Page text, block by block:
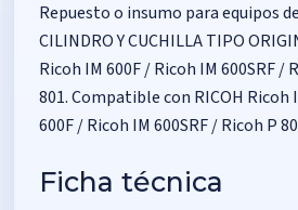
Repuesto o insumo para equipos
CILINDRO Y CUCHILLA TIPO
Ricoh IM 600F / Ricoh IM 600SRF /
801. Compatible con RICOH Ricoh
600F / Ricoh IM 600SRF / Ricoh P
Ficha técnica